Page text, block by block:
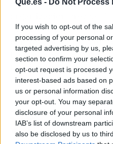
Que.es - Do Not Process
If you wish to opt-out of the
processing of your personal
targeted advertising by us,
section to confirm your
opt-out request is processed
interest-based ads based on
us or personal information
your opt-out. You may
disclosure of your personal
IAB’s list of downstream
also be disclosed by us to
colaboradores
English Test C1, se
contratación de los
habilidades requeridas
funciones. También
evaluar promociones
Artículo anterior
Aragaza, un espacio en
Barcelona para ir a la